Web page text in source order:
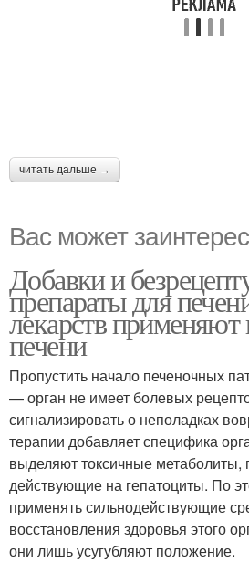
читать дальше →
Вас может
Добавки и
препараты для
лекарств применяют
печени
Пропустить начало печеночных
— орган не имеет болевых
сигнализировать о неполадках
терапии добавляет специфика
выделяют токсичные метаболиты,
действующие на гепатоциты. По
применять сильнодействующие
восстановления здоровья этого
они лишь усугубляют положение.